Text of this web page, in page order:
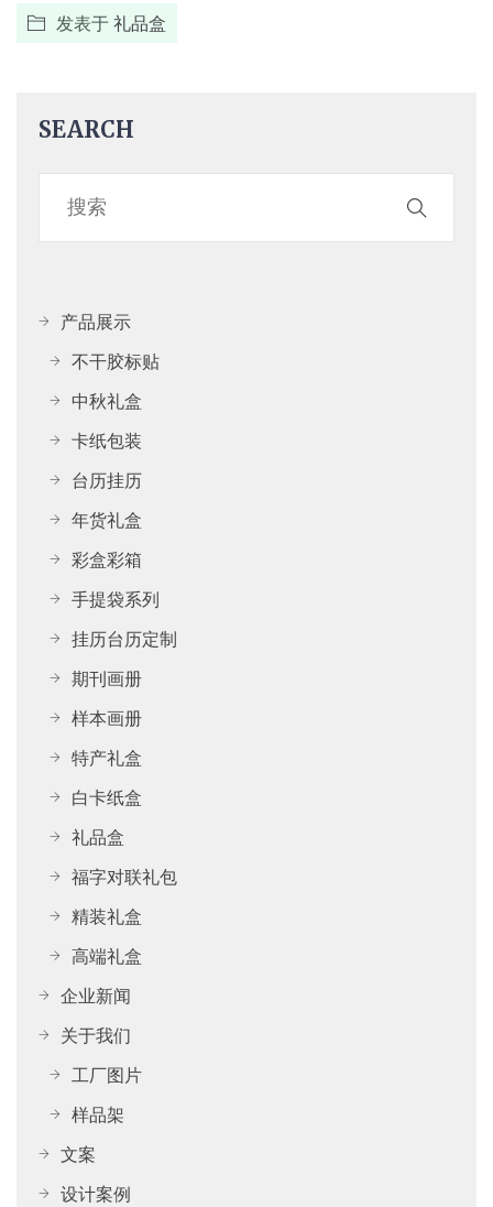
发表于礼品盒
SEARCH
产品展示
不干胶标贴
中秋礼盒
卡纸包装
台历挂历
年货礼盒
彩盒彩箱
手提袋系列
挂历台历定制
期刊画册
样本画册
特产礼盒
白卡纸盒
礼品盒
福字对联礼包
精装礼盒
高端礼盒
企业新闻
关于我们
工厂图片
样品架
文案
设计案例